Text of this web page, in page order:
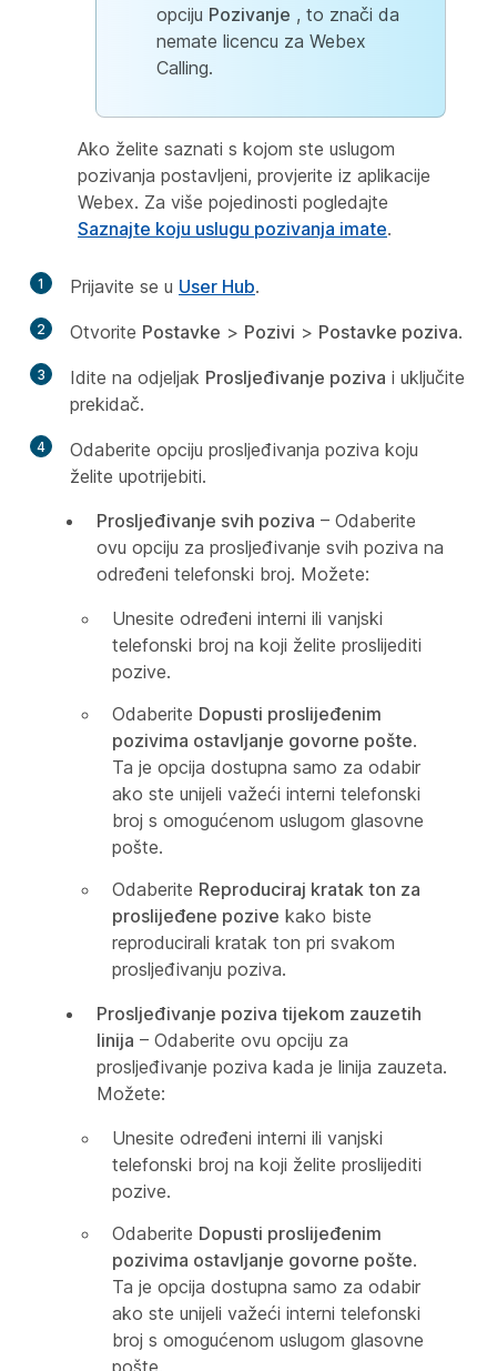
opciju Pozivanje , to znači da
nemate licencu za Webex
Calling.
Ako želite saznati s kojom ste uslugom
pozivanja postavljeni, provjerite iz aplikacije
Webex. Za više pojedinosti pogledajte
Saznajte koju uslugu pozivanja imate.
1 Prijavite se u User Hub.
2 Otvorite Postavke > Pozivi > Postavke poziva.
3 Idite na odjeljak Prosljeđivanje poziva i uključite
prekidač.
4
Odaberite opciju prosljeđivanja poziva koju
želite upotrijebiti.
Prosljeđivanje svih poziva – Odaberite
ovu opciju za prosljeđivanje svih poziva na
određeni telefonski broj. Možete:
Unesite određeni interni ili vanjski
telefonski broj na koji želite proslijediti
pozive.
Odaberite Dopusti proslijeđenim
pozivima ostavljanje govorne pošte.
Ta je opcija dostupna samo za odabir
ako ste unijeli važeći interni telefonski
broj s omogućenom uslugom glasovne
pošte.
Odaberite Reproduciraj kratak ton za
proslijeđene pozive kako biste
reproducirali kratak ton pri svakom
prosljeđivanju poziva.
Prosljeđivanje poziva tijekom zauzetih
linija – Odaberite ovu opciju za
prosljeđivanje poziva kada je linija zauzeta.
Možete:
Unesite određeni interni ili vanjski
telefonski broj na koji želite proslijediti
pozive.
Odaberite Dopusti proslijeđenim
pozivima ostavljanje govorne pošte.
Ta je opcija dostupna samo za odabir
ako ste unijeli važeći interni telefonski
broj s omogućenom uslugom glasovne
pošte.